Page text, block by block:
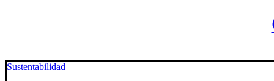
Sustentabilidad